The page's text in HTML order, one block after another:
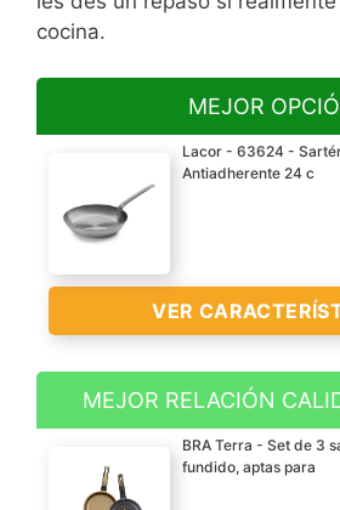
cocina.
MEJOR
Lacor - 63624 -
Antiadherente 24 c
VER
Fabricada artesanalmente
%100 hierro natural;
disfruta de una sartén
MEJOR RELACIÓN
BRA Terra - Set de 3
fundido, aptas para